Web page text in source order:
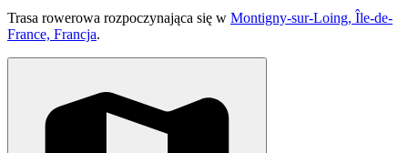
Trasa rowerowa rozpoczynająca się w Montigny-sur-Loing, Île-de-
France, Francja.